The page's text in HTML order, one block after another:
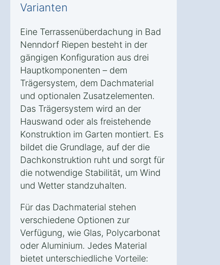
Varianten
Eine Terrassenüberdachung in Bad
Nenndorf Riepen besteht in der
gängigen Konfiguration aus drei
Hauptkomponenten – dem
Trägersystem, dem Dachmaterial
und optionalen Zusatzelementen.
Das Trägersystem wird an der
Hauswand oder als freistehende
Konstruktion im Garten montiert. Es
bildet die Grundlage, auf der die
Dachkonstruktion ruht und sorgt für
die notwendige Stabilität, um Wind
und Wetter standzuhalten.
Für das Dachmaterial stehen
verschiedene Optionen zur
Verfügung, wie Glas, Polycarbonat
oder Aluminium. Jedes Material
bietet unterschiedliche Vorteile: